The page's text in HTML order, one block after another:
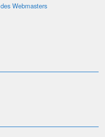
des Webmasters